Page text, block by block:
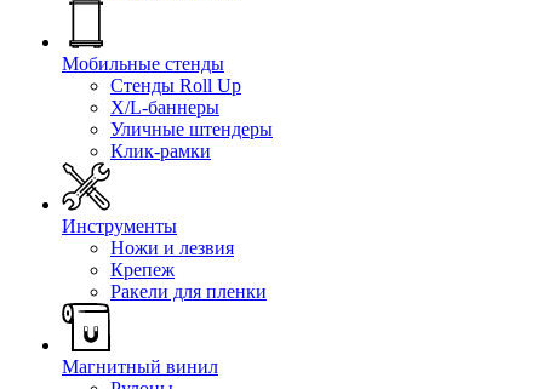
Мобильные стенды
Стенды Roll Up
X/L-баннеры
Уличные штендеры
Клик-рамки
Инструменты
Ножи и лезвия
Крепеж
Ракели для пленки
Магнитный винил